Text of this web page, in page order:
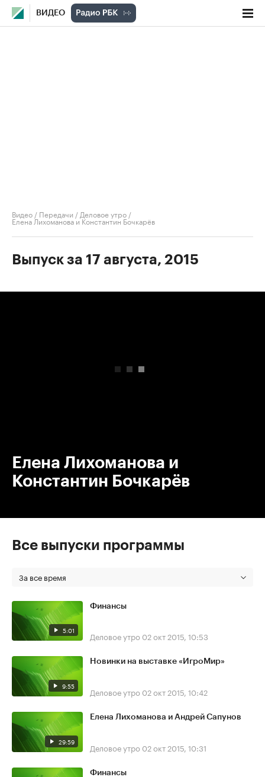
ВИДЕО
Видео / Передачи / Деловое утро /
Елена Лихоманова и Константин Бочкарёв
Выпуск за 17 августа, 2015
Елена Лихоманова и
Константин Бочкарёв
Все выпуски программы
За все время
5:01
Финансы
Деловое утро 02 окт 2015, 10:53
9:55
Новинки на выставке «ИгроМир»
Деловое утро 02 окт 2015, 10:42
29:59
Елена Лихоманова и Андрей Сапунов
Деловое утро 02 окт 2015, 10:31
Финансы